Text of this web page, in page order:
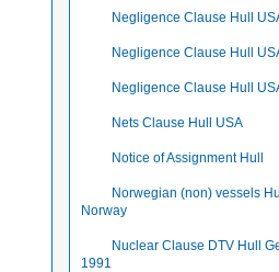
Negligence Clause Hull
Negligence Clause Hull
Negligence Clause Hull
Nets Clause Hull USA
Notice of Assignment Hull
Norwegian (non) vessels
Norway
Nuclear Clause DTV Hull
1991